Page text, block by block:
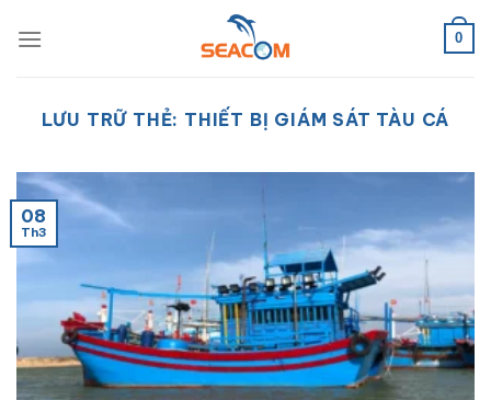
qua
0
LƯU TRỮ THẺ: THIẾT BỊ GIÁM SÁT TÀU CÁ
08
Th3